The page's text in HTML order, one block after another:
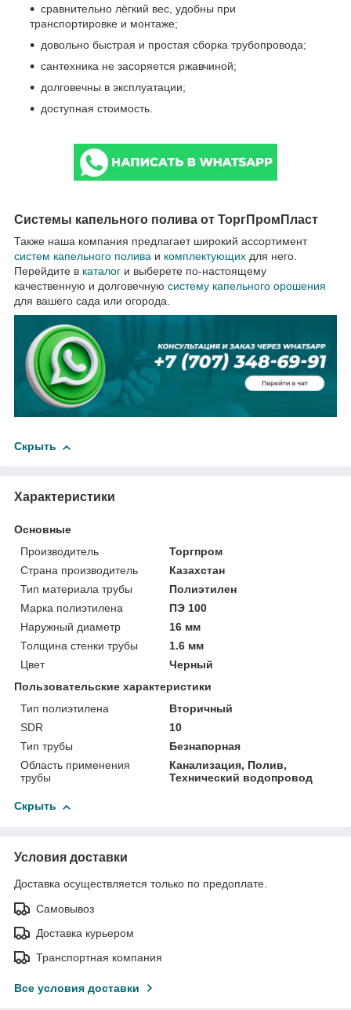
сравнительно лёгкий вес, удобны при
транспортировке и монтаже;
довольно быстрая и простая сборка трубопровода;
сантехника не засоряется ржавчиной;
долговечны в эксплуатации;
доступная стоимость.
Системы капельного полива от ТоргПромПласт
Также наша компания предлагает широкий ассортимент
систем капельного полива и комплектующих для него.
Перейдите в каталог и выберете по-настоящему
качественную и долговечную систему капельного орошения
для вашего сада или огорода.
Скрыть
Характеристики
Основные
Производитель
Торгпром
Страна производитель
Казахстан
Тип материала трубы
Полиэтилен
Марка полиэтилена
ПЭ 100
Наружный диаметр
16 мм
Толщина стенки трубы
1.6 мм
Цвет
Черный
Пользовательские характеристики
Тип полиэтилена
Вторичный
SDR
10
Тип трубы
Безнапорная
Область применения
трубы
Канализация, Полив,
Технический водопровод
Скрыть
Условия доставки
Доставка осуществляется только по предоплате.
Самовывоз
Доставка курьером
Транспортная компания
Все условия доставки